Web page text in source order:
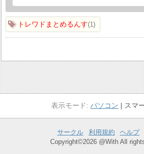
トレワドまとめるんす 1
パソコン スマ
サークル 利用規約 ヘルプ
Copyright©2026 @With All